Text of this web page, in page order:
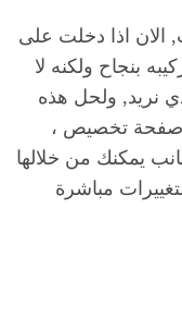
الان اذا دخلت على
بنجاح ولكنه لا
نريد, ولحل هذه
صفحة تخصيص ،
يمكنك من خلالها
مباشرة